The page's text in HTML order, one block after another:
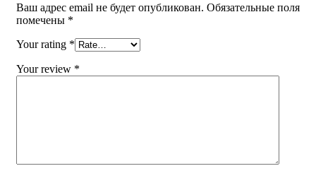
Ваш адрес email не будет опубликован. Обязательные поля
помечены *
Your rating *
Your review *